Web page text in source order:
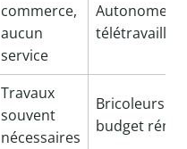
commerce,
aucun
service
Autonomes,
Travaux
souvent
nécessaires
Bricoleurs ou
budget rénov